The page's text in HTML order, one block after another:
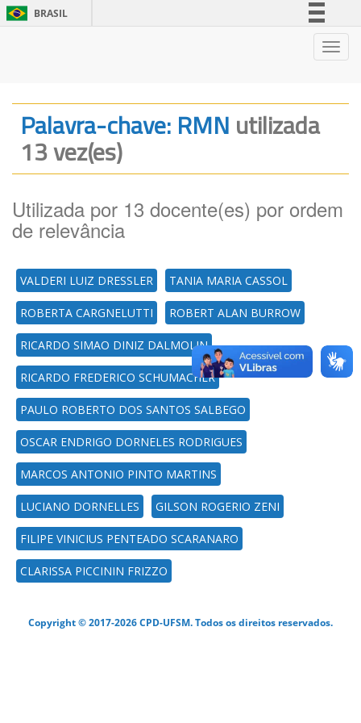
BRASIL
Legislação
Palavra-chave: RMN utilizada
13 vez(es)
Utilizada por 13 docente(es) por ordem
de relevância
VALDERI LUIZ DRESSLER TANIA MARIA CASSOL
ROBERTA CARGNELUTTI ROBERT ALAN BURROW
RICARDO SIMAO DINIZ DALMOLIN
RICARDO FREDERICO SCHUMACHER
PAULO ROBERTO DOS SANTOS SALBEGO
OSCAR ENDRIGO DORNELES RODRIGUES
MARCOS ANTONIO PINTO MARTINS
LUCIANO DORNELLES GILSON ROGERIO ZENI
FILIPE VINICIUS PENTEADO SCARANARO
CLARISSA PICCININ FRIZZO
Copyright © 2017-2026 CPD-UFSM. Todos os direitos reservados.